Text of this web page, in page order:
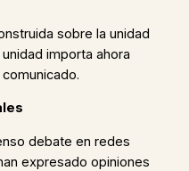
sobre la unidad
importa ahora
debate en redes
expresado opiniones